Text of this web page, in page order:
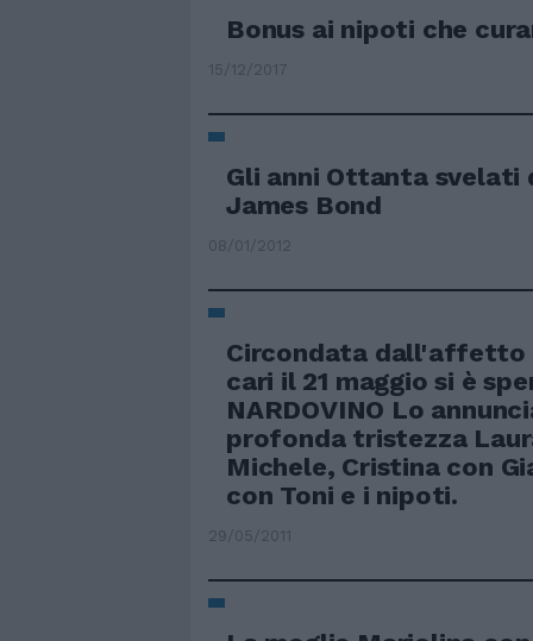
Bonus ai nipoti che
15/12/2017
Gli anni Ottanta svelati
James Bond
08/01/2012
Circondata dall'affetto
cari il 21 maggio si è
NARDOVINO Lo
profonda tristezza
Michele, Cristina con
con Toni e i nipoti.
29/05/2011